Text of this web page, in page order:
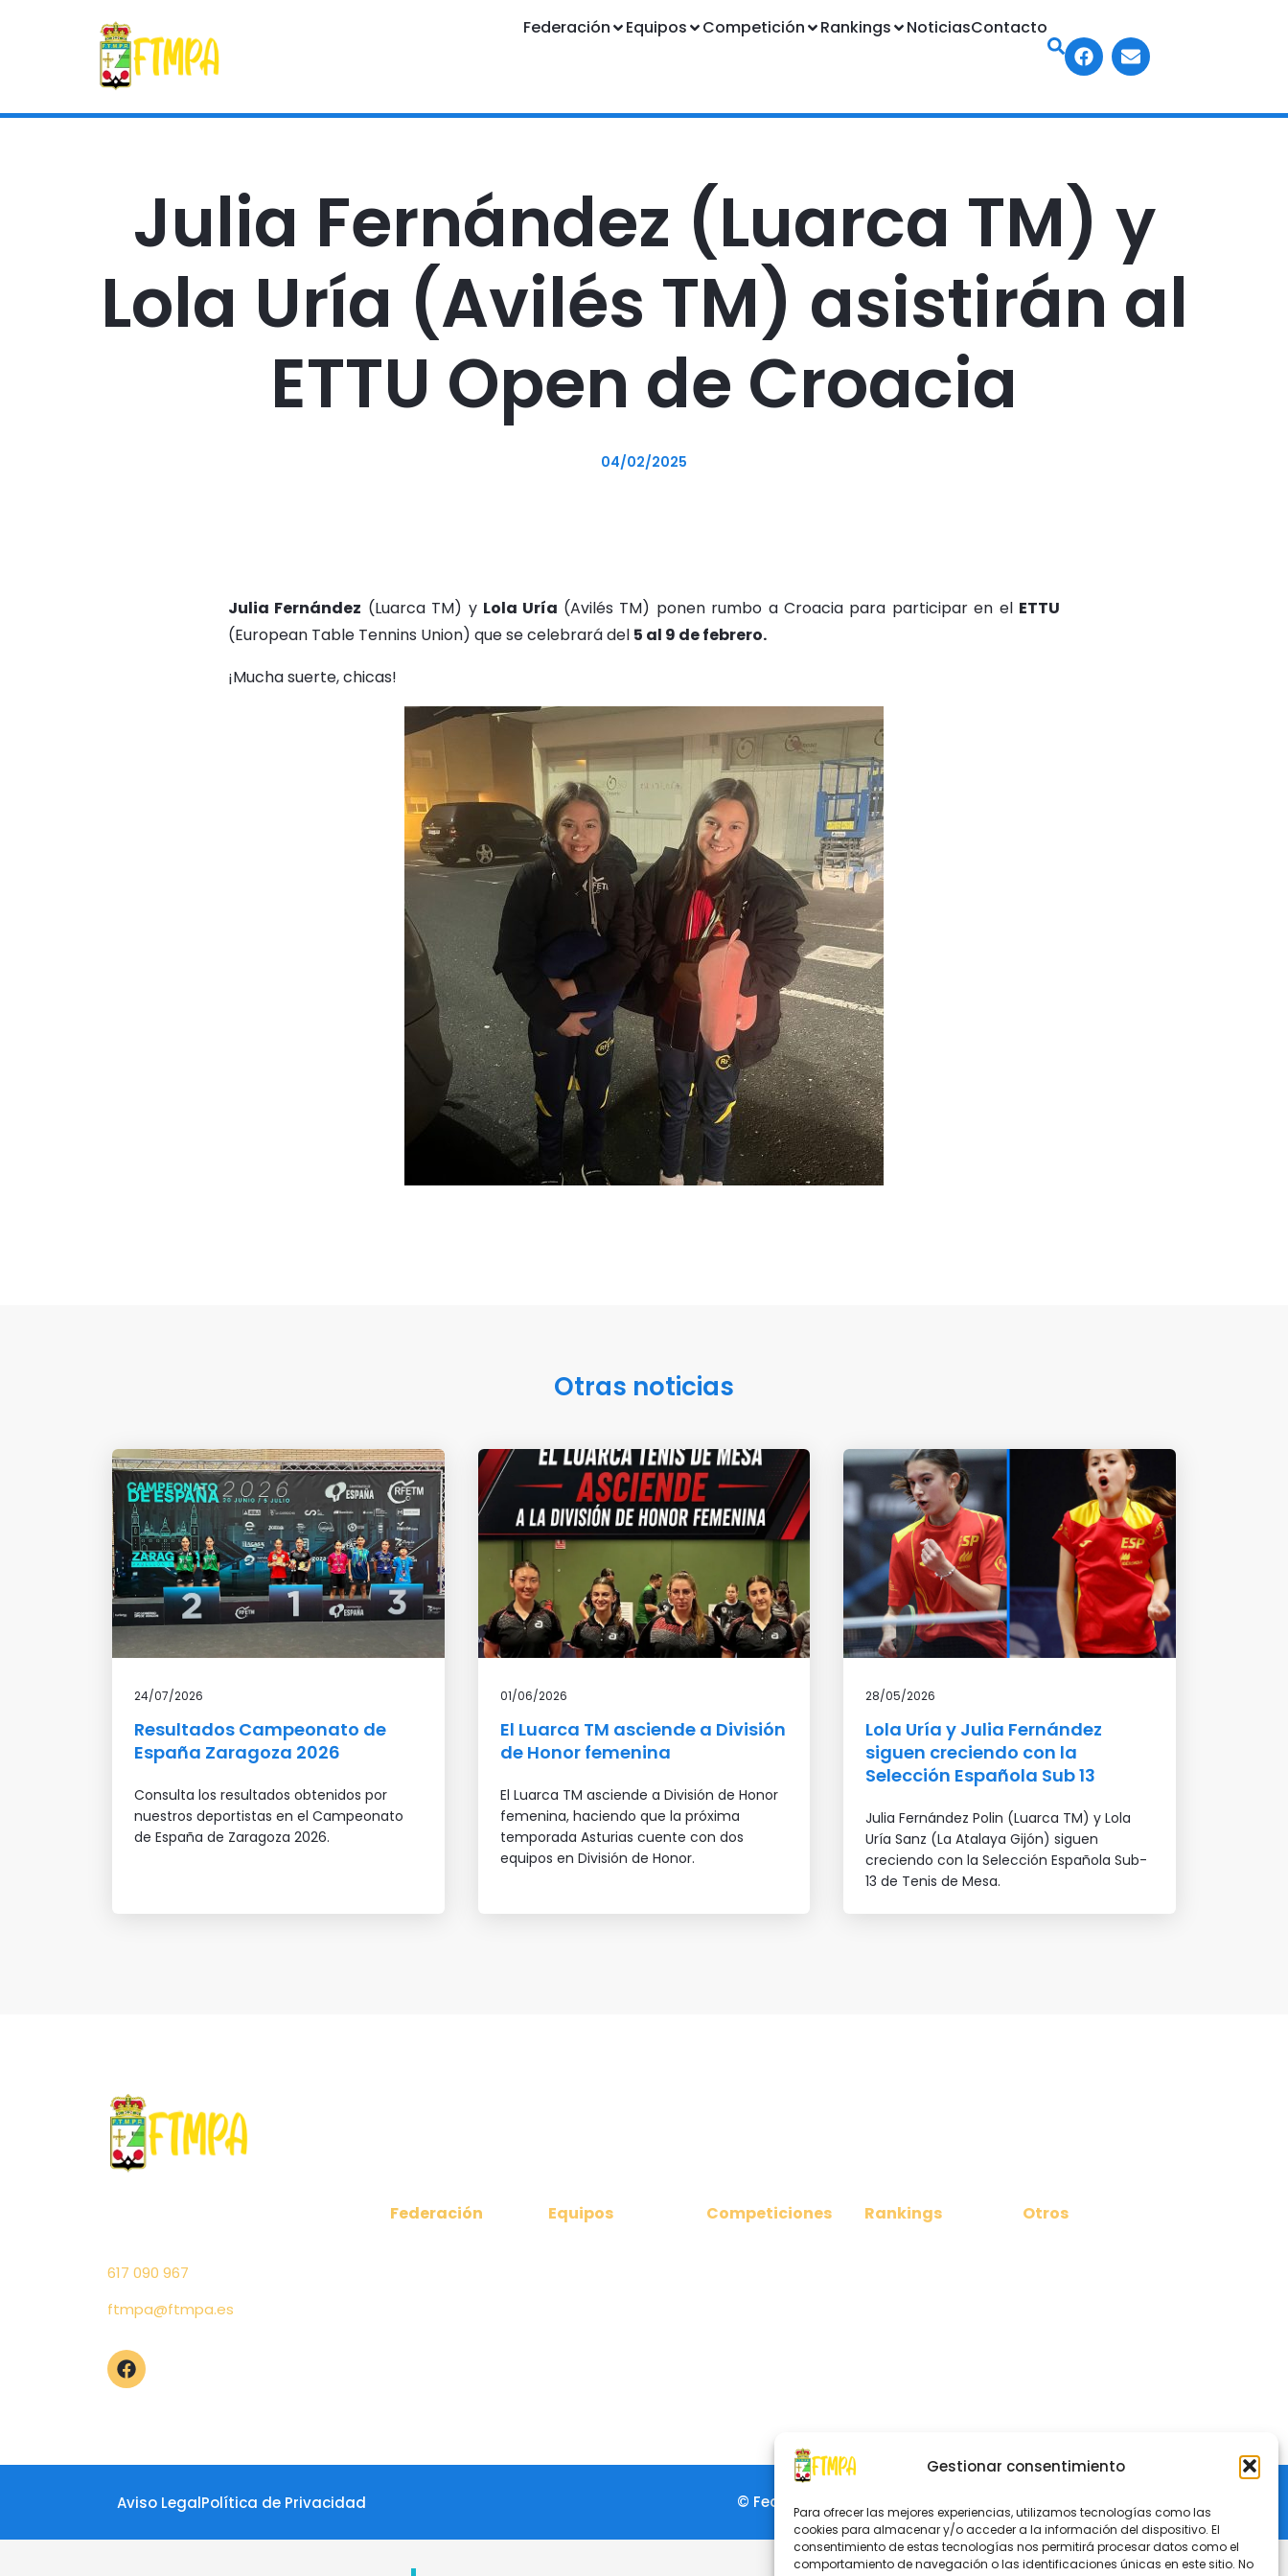
Gestionar consentimiento
Para ofrecer las mejores experiencias, utilizamos tecnologías como las
cookies para almacenar y/o acceder a la información del dispositivo. El
consentimiento de estas tecnologías nos permitirá procesar datos como el
comportamiento de navegación o las identificaciones únicas en este sitio. No
Federación Equipos Competición Rankings NoticiasContacto
Julia Fernández (Luarca TM) y
Lola Uría (Avilés TM) asistirán al
ETTU Open de Croacia
04/02/2025
Julia Fernández (Luarca TM) y Lola Uría (Avilés TM) ponen rumbo a Croacia para participar en el ETTU
(European Table Tennins Union) que se celebrará del 5 al 9 de febrero.
¡Mucha suerte, chicas!
Otras noticias
24/07/2026
Resultados Campeonato de
España Zaragoza 2026
Consulta los resultados obtenidos por
nuestros deportistas en el Campeonato
de España de Zaragoza 2026.
01/06/2026
El Luarca TM asciende a División
de Honor femenina
El Luarca TM asciende a División de Honor
femenina, haciendo que la próxima
temporada Asturias cuente con dos
equipos en División de Honor.
28/05/2026
Lola Uría y Julia Fernández
siguen creciendo con la
Selección Española Sub 13
Julia Fernández Polin (Luarca TM) y Lola
Uría Sanz (La Atalaya Gijón) siguen
creciendo con la Selección Española Sub-
13 de Tenis de Mesa.
617 090 967
ftmpa@ftmpa.es
Federación Equipos Competiciones Rankings Otros
Aviso LegalPolítica de Privacidad © Federación de Tenis de Mesa del Principado de Asturias